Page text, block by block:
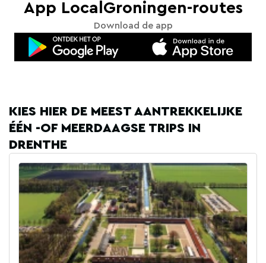
App LocalGroningen-routes
Download de app
KIES HIER DE MEEST AANTREKKELIJKE
ÉÉN -OF MEERDAAGSE TRIPS IN
DRENTHE